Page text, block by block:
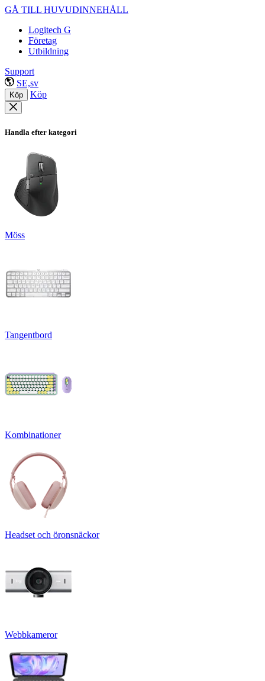
GÅ TILL HUVUDINNEHÅLL
Logitech G
Företag
Utbildning
Support
SE,sv
Köp Köp
Handla efter kategori
Möss
Tangentbord
Kombinationer
Headset och öronsnäckor
Webbkameror